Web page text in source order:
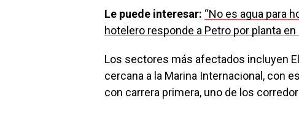
Le puede interesar: “No es agua para
hotelero responde a Petro por planta
Los sectores más afectados incluyen
cercana a la Marina Internacional, con
con carrera primera, uno de los